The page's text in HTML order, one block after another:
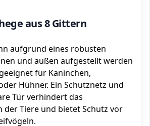
aus 8 Gittern
aufgrund eines robusten
und außen aufgestellt werden
für Kaninchen,
Hühner. Ein Schutznetz und
Tür verhindert das
der Tiere und bietet Schutz vor